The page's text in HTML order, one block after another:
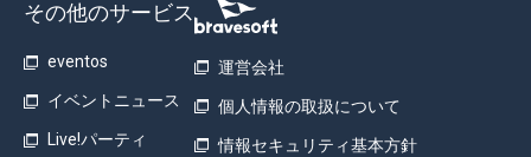
その他のサービス
eventos
イベントニュース
Live!パーティ
運営会社
個人情報の取扱について
情報セキュリティ基本方針